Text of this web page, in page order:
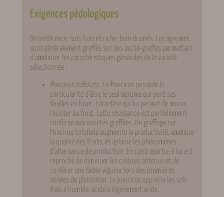
Exigences pédologiques
De préférence, sols frais et riche, bien drainés. Les agrumes
sont généralement greffés sur des porte-greffes permettant
d’améliorer les caractéristiques générales de la variété
sélectionnée :
Poncirus trifoliata: Le Poncirus possède la
particularité d’être le seul agrume qui perd ses
feuilles en hiver, caractère qui lui permet de mieux
résister au froid. Cette résistance est partiellement
conférée aux variétés greffées. Un greffage sur
Poncirus trifoliata augmente la productivité, améliore
la qualité des fruits, et aplanie les phénomènes
d’alternance de production. En contrepartie, il lui est
reproché de diminuer les calibres obtenus et de
conférer une faible vigueur lors des premières
années de plantation. Le poncirus apprécie les sols
frais à humide, acide à légèrement acide.